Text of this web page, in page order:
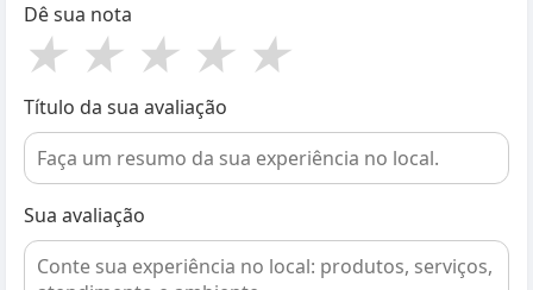
Dê sua nota
★ ★ ★ ★ ★
Título da sua avaliação
Sua avaliação